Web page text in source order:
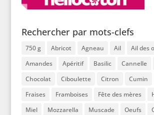
Rechercher par mots-clefs
750 g Abricot Agneau Ail
Ail des
Amandes
Apéritif Basilic Cannelle
Chocolat
Ciboulette Citron Cumin
Fraises
Framboises Fête des mères
Miel
Mozzarella Muscade Oeufs